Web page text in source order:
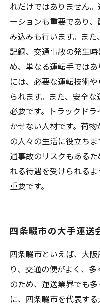
れだけではありません
ーションも重要であり
み込みも行います。ま
記録、交通事故の発生
め、単なる運転手では
には、必要な運転技術
られます。また、安全
必要です。トラックド
かせない人材です。荷
の人々の生活に役立ち
通事故のリスクもある
れる待遇を受けられる
重要です。
四条畷市の大手運送
四条畷市といえば、大
り、交通の便がよく、
のため、運送業界でも
に、四条畷市を代表す